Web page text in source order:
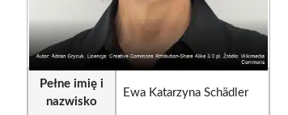
Pełne imię i
nazwisko
Ewa Katarzyna Schädler